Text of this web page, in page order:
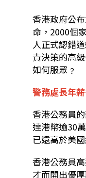
香港政府公
命，2000個
人正式認錯
責決策的高
如何服眾﹖
警務處長年
香港公務員
達港幣逾30
已遠高於美
香港公務員
才而開出優